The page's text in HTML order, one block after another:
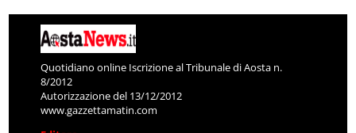
Quotidiano online Iscrizione al Tribunale di Aosta n.
8/2012
Autorizzazione del 13/12/2012
www.gazzettamatin.com